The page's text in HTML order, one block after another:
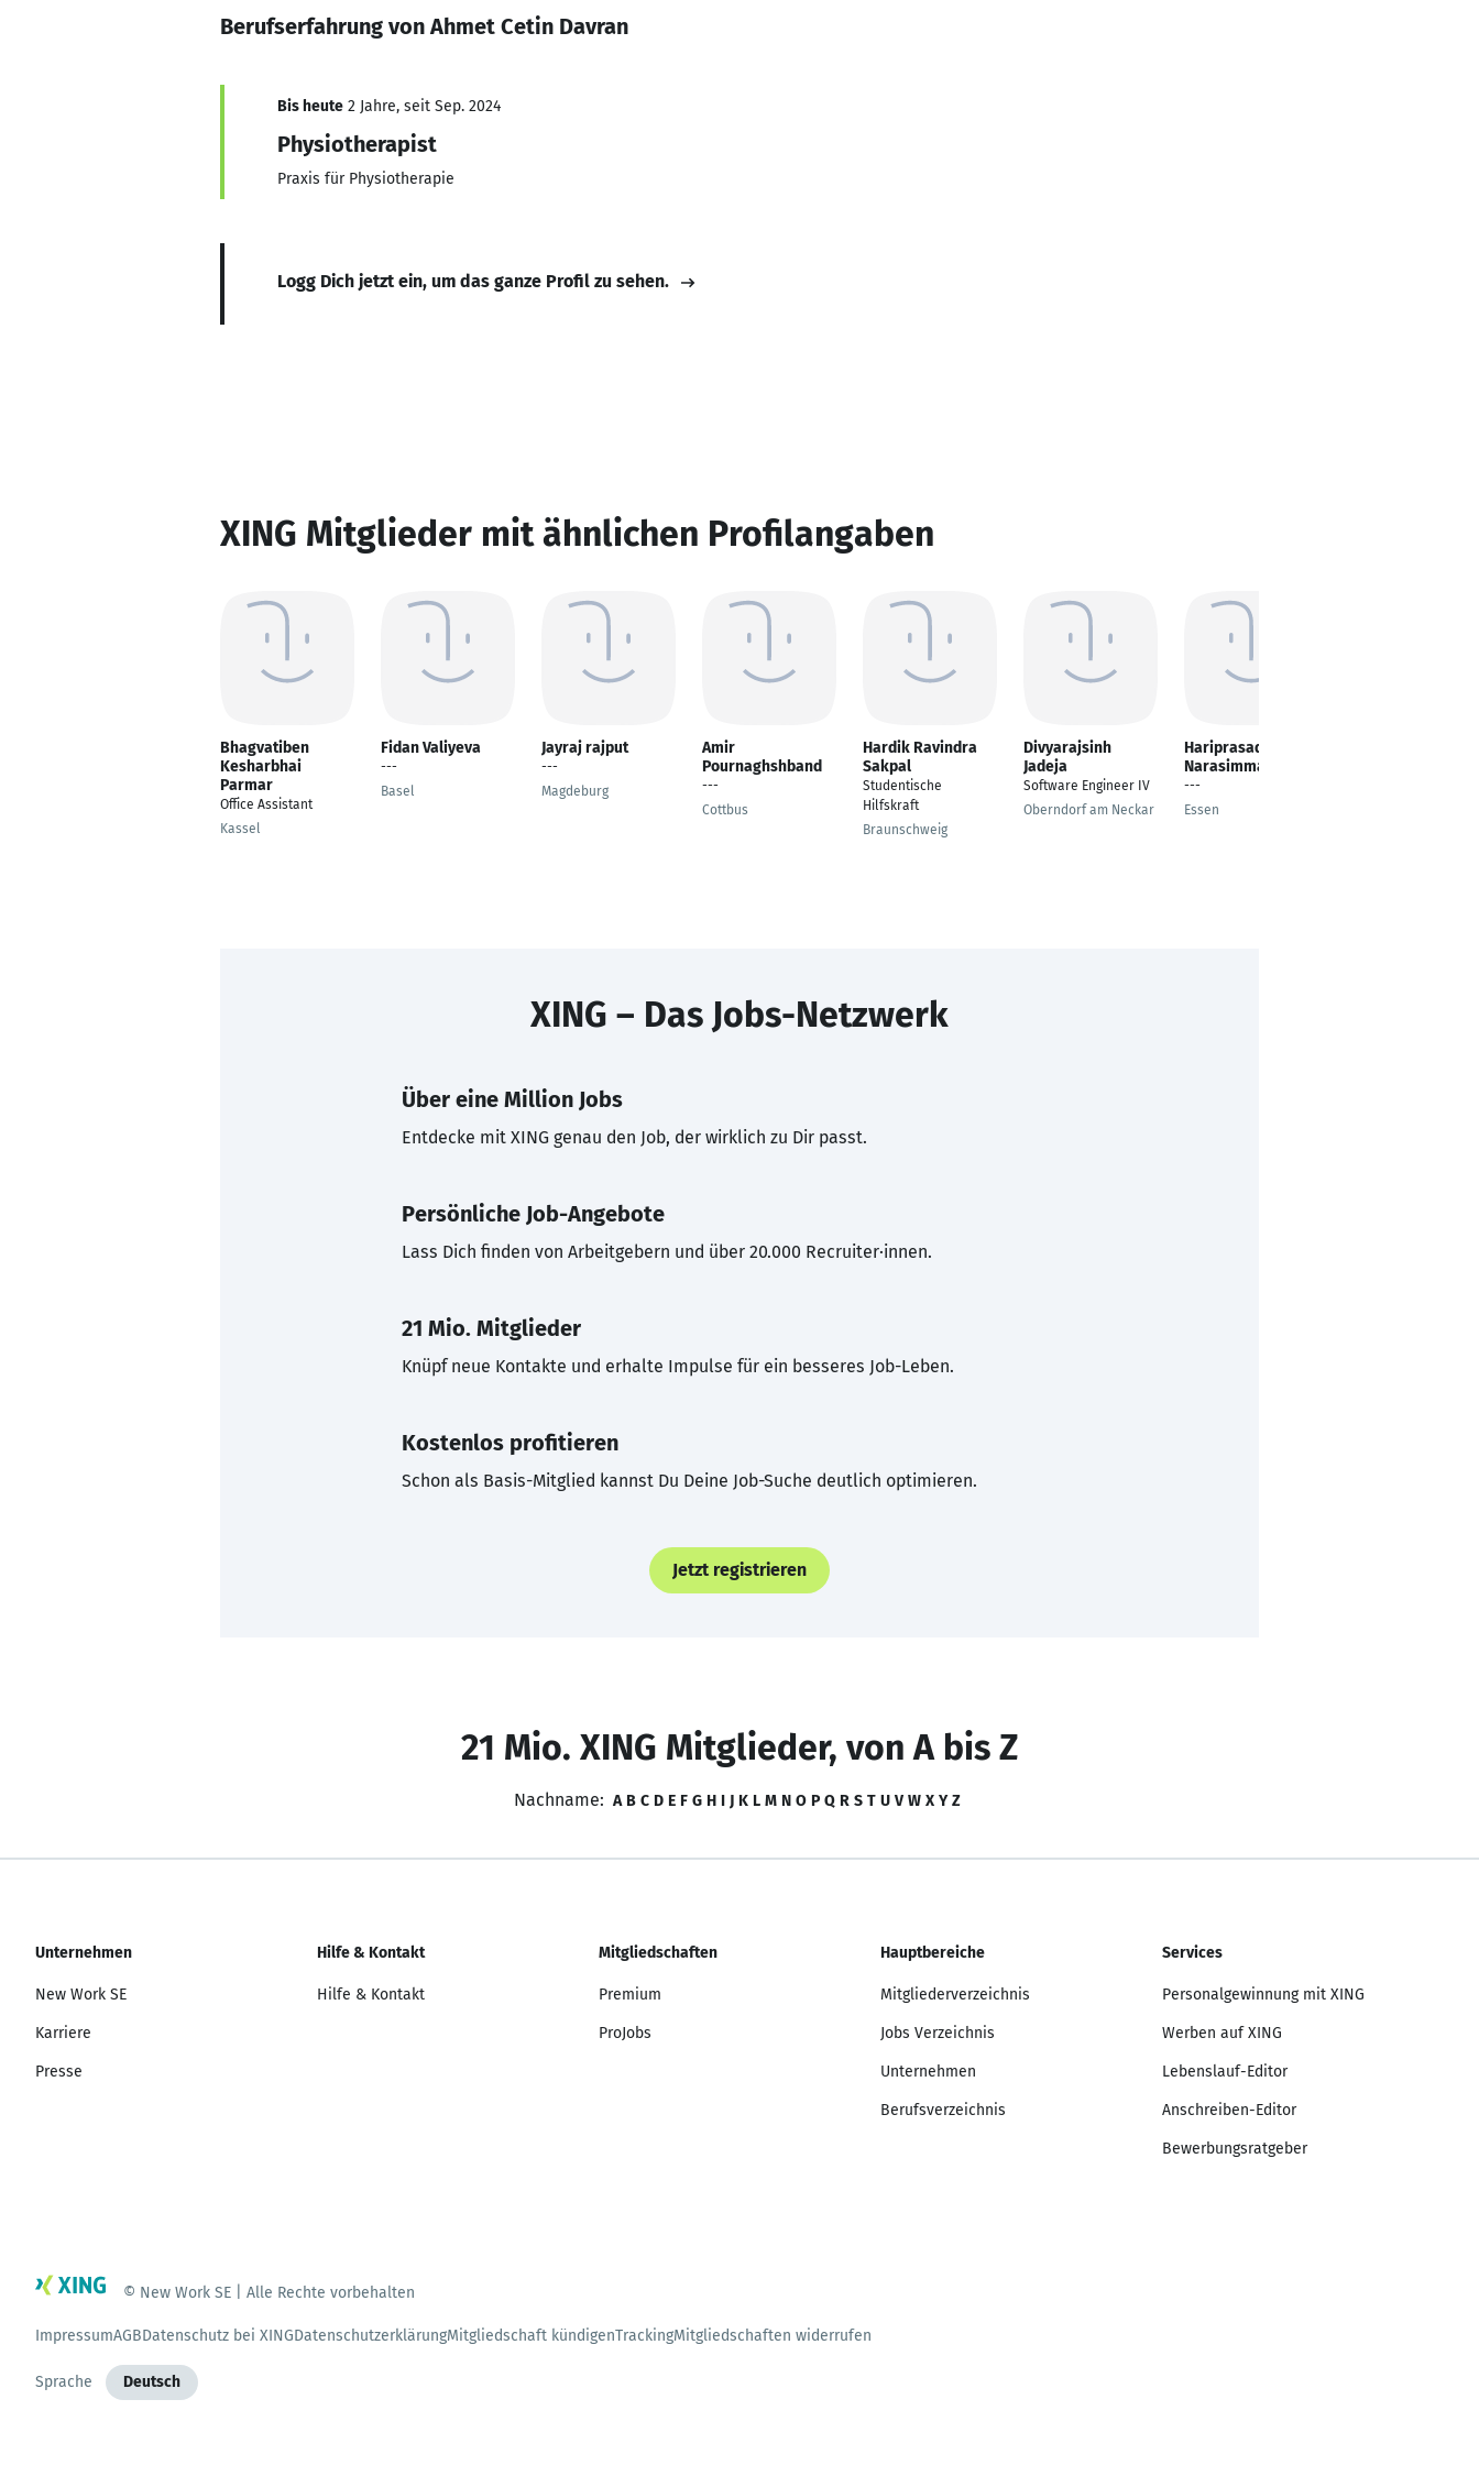
Berufserfahrung von Ahmet Cetin Davran
Bis heute 2 Jahre, seit Sep. 2024
Physiotherapist
Praxis für Physiotherapie
Logg Dich jetzt ein, um das ganze Profil zu sehen.
XING Mitglieder mit ähnlichen Profilangaben
Bhagvatiben
Kesharbhai
Parmar
Office Assistant
Kassel
Fidan Valiyeva
---
Basel
Jayraj rajput
---
Magdeburg
Amir
Pournaghshband
---
Cottbus
Hardik Ravindra
Sakpal
Studentische
Hilfskraft
Braunschweig
Divyarajsinh
Jadeja
Software Engineer IV
Oberndorf am Neckar
Hariprasad
Narasimman
---
Essen
XING – Das Jobs-Netzwerk
Über eine Million Jobs
Entdecke mit XING genau den Job, der wirklich zu Dir passt.
Persönliche Job-Angebote
Lass Dich finden von Arbeitgebern und über 20.000 Recruiter·innen.
21 Mio. Mitglieder
Knüpf neue Kontakte und erhalte Impulse für ein besseres Job-Leben.
Kostenlos profitieren
Schon als Basis-Mitglied kannst Du Deine Job-Suche deutlich optimieren.
Jetzt registrieren
21 Mio. XING Mitglieder, von A bis Z
Nachname: A B C D E F G H I J K L M N O P Q R S T U V W X Y Z
Unternehmen
New Work SE
Karriere
Presse
Hilfe & Kontakt
Hilfe & Kontakt
Mitgliedschaften
Premium
ProJobs
Hauptbereiche
Mitgliederverzeichnis
Jobs Verzeichnis
Unternehmen
Berufsverzeichnis
Services
Personalgewinnung mit XING
Werben auf XING
Lebenslauf-Editor
Anschreiben-Editor
Bewerbungsratgeber
© New Work SE | Alle Rechte vorbehalten
ImpressumAGBDatenschutz bei XINGDatenschutzerklärungMitgliedschaft kündigenTrackingMitgliedschaften widerrufen
Sprache Deutsch